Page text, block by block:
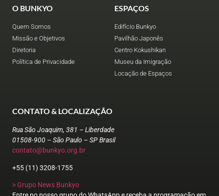
O BUNKYO
Quem Somos
Missão e Objetivos
Diretoria
Política de Privacidade
ESPAÇOS
Edifício Bunkyo
Pavilhão Japonês
Centro Kokushikan
Museu da Imigração
Locação de Espaços
CONTATO & LOCALIZAÇÃO
Rua São Joaquim, 381 – Liberdade
01508-900 – São Paulo – SP Brasil
contato@bunkyo.org.br
+55 (11) 3208-1755
> Grupo News Bunkyo